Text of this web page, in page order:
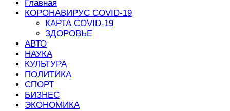
Главная
КОРОНАВИРУС COVID-19
КАРТА COVID-19
ЗДОРОВЬЕ
АВТО
НАУКА
КУЛЬТУРА
ПОЛИТИКА
СПОРТ
БИЗНЕС
ЭКОНОМИКА